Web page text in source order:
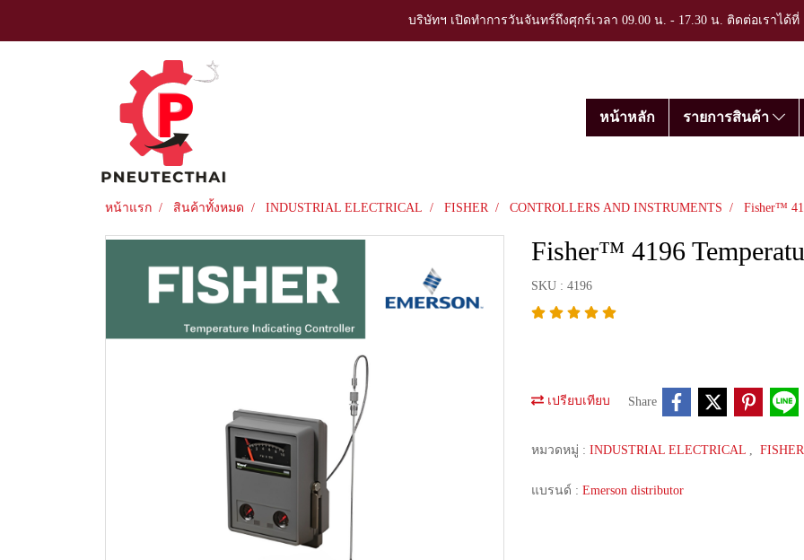
บริษัทฯ เปิดทำการวันจันทร์ถึงศุกร์เวลา 09.00 น. - 17.30 น. ติดต่อเราได้ที่ :
หน้าหลัก รายการสินค้า
หน้าแรก สินค้าทั้งหมด INDUSTRIAL ELECTRICAL FISHER CONTROLLERS AND INSTRUMENTS Fisher™
Fisher™ 4196
SKU : 4196
เปรียบเทียบ Share
หมวดหมู่ : INDUSTRIAL ELECTRICAL , FISHER
แบรนด์ : Emerson distributor